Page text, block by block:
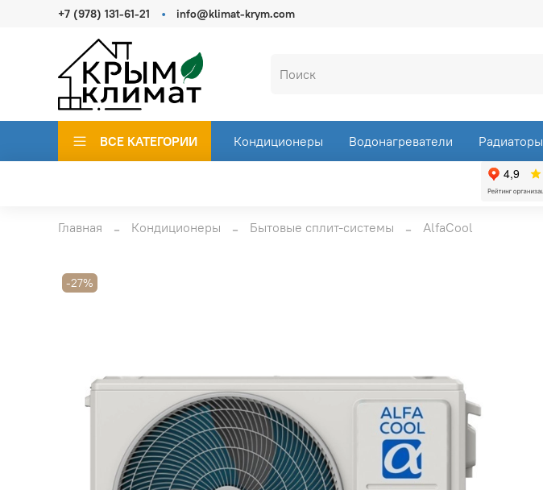
+7 (978) 131-61-21 info@klimat-krym.com
ВСЕ КАТЕГОРИИ Кондиционеры Водонагреватели Радиаторы
Главная Кондиционеры Бытовые сплит-системы AlfaCool
-27%